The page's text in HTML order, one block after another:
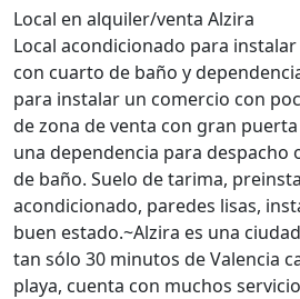
Local en alquiler/venta Alzira
Local acondicionado para
con cuarto de baño y
para instalar un comercio con
de zona de venta con gran
una dependencia para despacho
de baño. Suelo de tarima,
acondicionado, paredes lisas,
buen estado.~Alzira es una
tan sólo 30 minutos de Valencia
playa, cuenta con muchos